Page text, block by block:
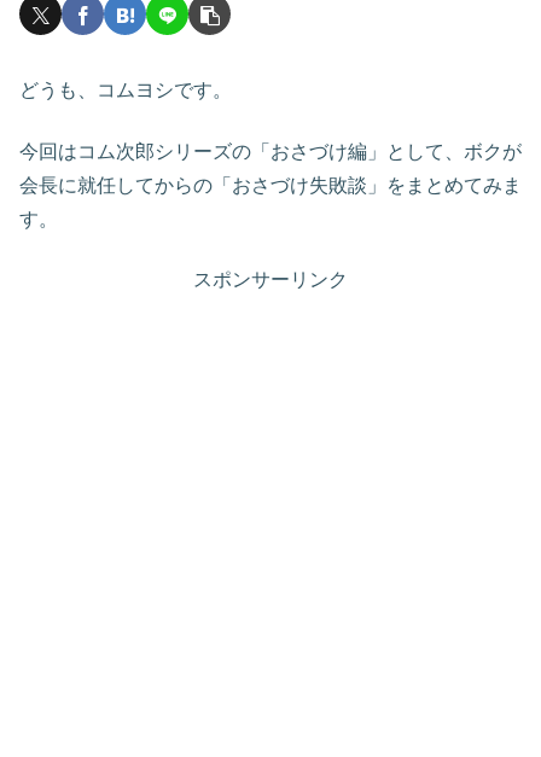
どうも、コムヨシです。
今回はコム次郎シリーズの「おさづけ編」として、ボクが
会長に就任してからの「おさづけ失敗談」をまとめてみま
す。
スポンサーリンク